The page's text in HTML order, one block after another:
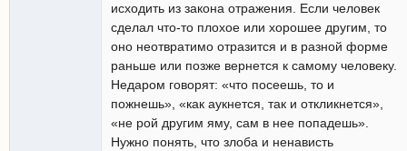
исходить из закона отражения. Если человек
сделал что-то плохое или хорошее другим, то
оно неотвратимо отразится и в разной форме
раньше или позже вернется к самому человеку.
Недаром говорят: «что посеешь, то и
пожнешь», «как аукнется, так и откликнется»,
«не рой другим яму, сам в нее попадешь».
Нужно понять, что злоба и ненависть